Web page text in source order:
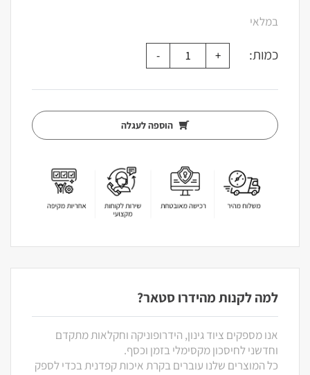
במלאי
כמות:
הוספה לעגלה
למה לקנות מהידרו סטאר?
אנו מספקים ציוד גינון, הידרופוניקה וחקלאות מתקדם
וחדשני לחיסכון מקסימלי בזמן וכסף.
כל המוצרים שלנו עוברים בקרת איכות קפדנית בכדי לספק